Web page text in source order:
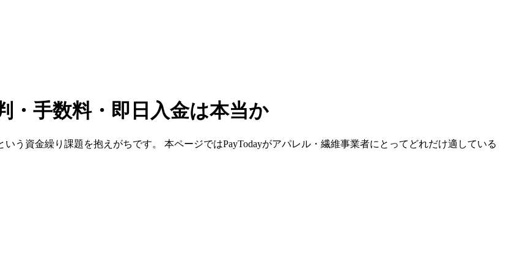
・手数料・即日入金は本当か
いう資金繰り課題を抱えがちです。 本ページではPayTodayがアパレル・繊維事業者にとってどれだけ適している